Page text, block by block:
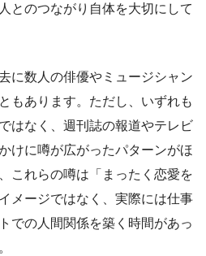
とのつながり自体を大切にして
に数人の俳優やミュージシャン
もあります。ただし、いずれも
はなく、週刊誌の報道やテレビ
けに噂が広がったパターンがほ
これらの噂は「まったく恋愛を
メージではなく、実際には仕事
での人間関係を築く時間があっ